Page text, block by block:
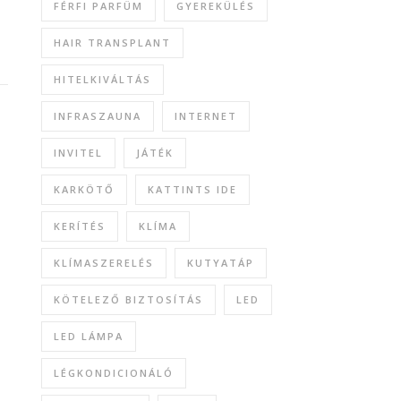
FÉRFI PARFÜM GYEREKÜLÉS
HAIR TRANSPLANT
HITELKIVÁLTÁS
INFRASZAUNA INTERNET
INVITEL JÁTÉK
KARKÖTŐ KATTINTS IDE
KERÍTÉS KLÍMA
KLÍMASZERELÉS KUTYATÁP
KÖTELEZŐ BIZTOSÍTÁS LED
LED LÁMPA
LÉGKONDICIONÁLÓ